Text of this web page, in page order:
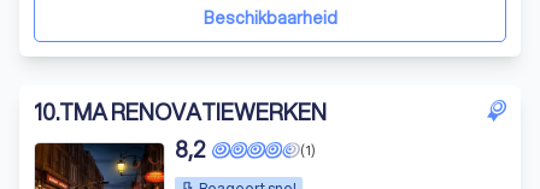
Beschikbaarheid
10.TMA RENOVATIEWERKEN
(1)
8,2